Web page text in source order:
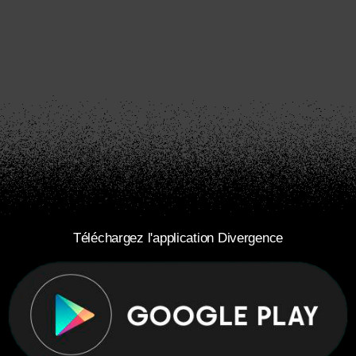
Téléchargez l'application Divergence